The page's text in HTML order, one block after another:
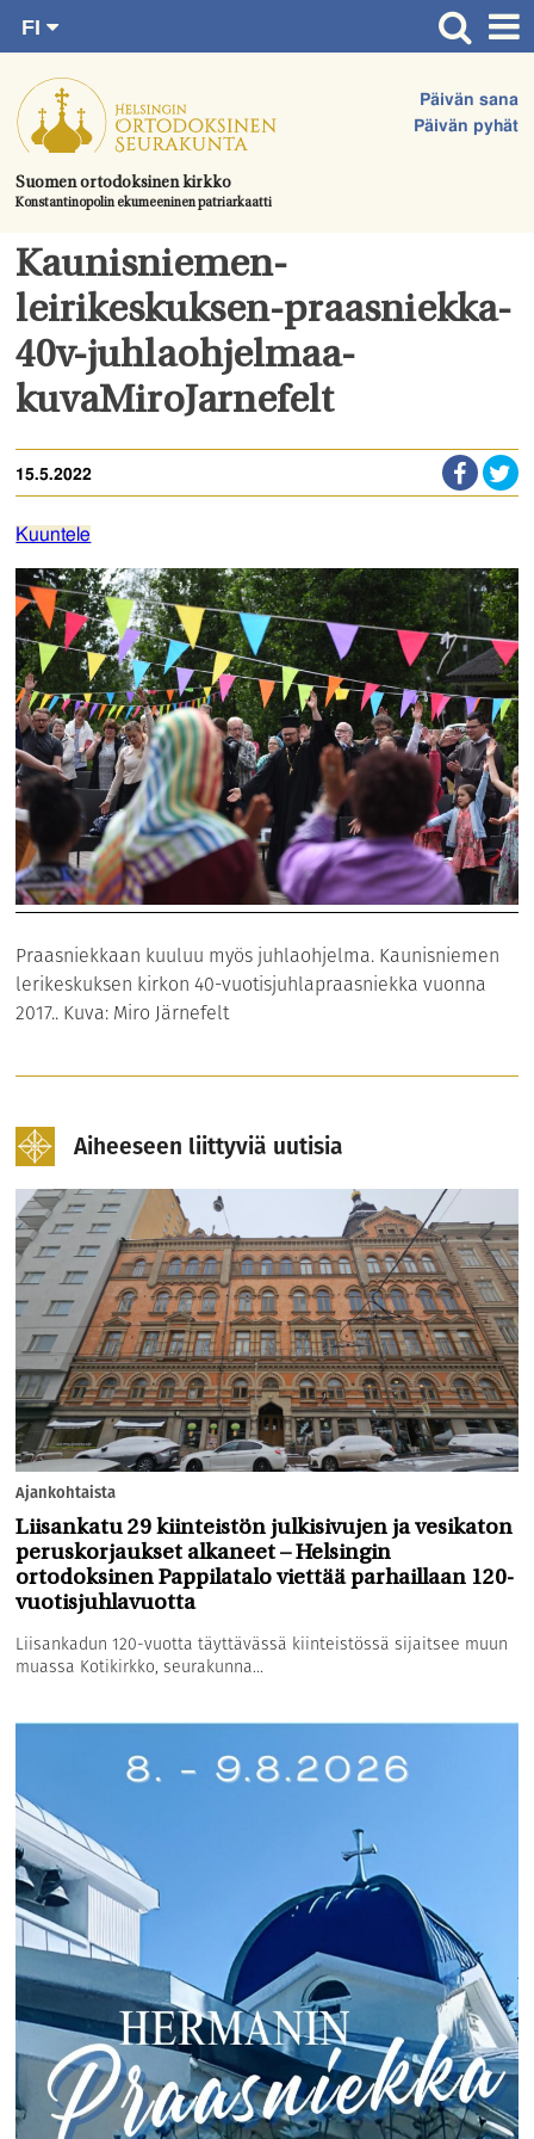
suoraan
sisältöön.
Suomen ortodoksinen kirkko
Konstantinopolin ekumeeninen patriarkaatti
Päivän sana
Päivän pyhät
FI
SV
EN
UA
Etusivu
Ajankohtaista
Juhlat & toimitukset
Kirkot
Apua & tukea
Tule mukaan
Hautausmaa
Kaunisniemen-
leirikeskuksen-praasniekka-
40v-juhlaohjelmaa-
kuvaMiroJarnefelt
15.5.2022
Kuuntele
Praasniekkaan kuuluu myös juhlaohjelma. Kaunisniemen
lerikeskuksen kirkon 40-vuotisjuhlapraasniekka vuonna
2017.. Kuva: Miro Järnefelt
Aiheeseen liittyviä uutisia
Ajankohtaista
Liisankatu 29 kiinteistön julkisivujen ja vesikaton
peruskorjaukset alkaneet – Helsingin
ortodoksinen Pappilatalo viettää parhaillaan 120-
vuotisjuhlavuotta
Liisankadun 120-vuotta täyttävässä kiinteistössä sijaitsee muun
muassa Kotikirkko, seurakunna...